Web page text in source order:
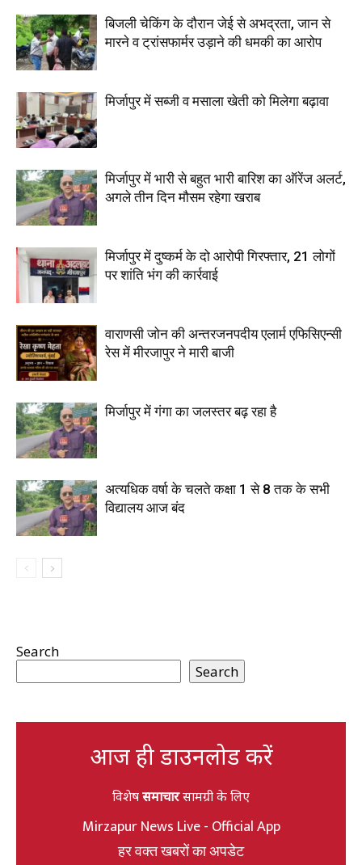
बिजली चेकिंग के दौरान जेई से अभद्रता, जान से
मारने व ट्रांसफार्मर उड़ाने की धमकी का आरोप
मिर्जापुर में सब्जी व मसाला खेती को मिलेगा बढ़ावा
मिर्जापुर में भारी से बहुत भारी बारिश का ऑरेंज अलर्ट,
अगले तीन दिन मौसम रहेगा खराब
मिर्जापुर में दुष्कर्म के दो आरोपी गिरफ्तार, 21 लोगों
पर शांति भंग की कार्रवाई
वाराणसी जोन की अन्तरजनपदीय एलार्म एफिसिएन्सी
रेस में मीरजापुर ने मारी बाजी
मिर्जापुर में गंगा का जलस्तर बढ़ रहा है
अत्यधिक वर्षा के चलते कक्षा 1 से 8 तक के सभी
विद्यालय आज बंद
Search
Search
आज ही डाउनलोड करें
विशेषसमाचारसामग्री के लिए
Mirzapur News Live - Official App
हर वक्त खबरों का अपडेट